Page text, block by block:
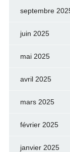
septembre
juin 2025
mai 2025
avril 2025
mars 2025
février 2025
janvier 2025